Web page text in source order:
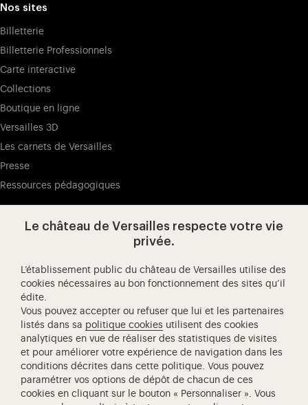
Nos sites
Billetterie
Billetterie Professionnels
Carte interactive
Collections
Boutique en ligne
Versailles 3D
Les carnets de Versailles
Presse
Ressources pédagogiques
Visitez notre Facebook (ouverture
Visitez notre X (ouverture dans un
Visitez notre Instagram
Visitez notre YouTube
L'Opéra royal de Versailles
Centre de recherche du château de Versailles
Centre de Musique Baroque de Versailles
Réseau des Résidences Royales Européenne
Société des Amis de Versailles
Le château de Versailles respecte votre vie
privée.
L’établissement public du château de Versailles utilise des
cookies nécessaires au bon fonctionnement des sites qu’il
édite.
Vous pouvez accepter ou refuser que lui et les partenaires
listés dans sa politique cookies utilisent des cookies
analytiques en vue de réaliser des statistiques de visites
et pour améliorer votre expérience de navigation dans les
conditions décrites dans cette politique. Vous pouvez
paramétrer vos options de dépôt de chacun de ces
cookies en cliquant sur le bouton « Personnaliser ». Vous